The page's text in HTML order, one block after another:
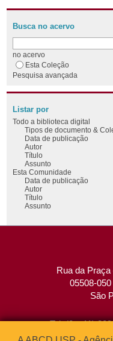
Busca no acervo
no acervo
Esta Coleção
Pesquisa avançada
Listar por
Todo a biblioteca digital
Tipos de documento &
Data de publicação
Autor
Título
Assunto
Esta Comunidade
Data de publicação
Autor
Título
Assunto
Rua da
05508-
São
Tel: (0xx11)
Fax: